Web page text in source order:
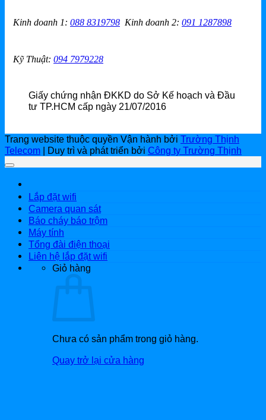
Kinh doanh 1: 088 8319798 Kinh doanh 2: 091 1287898
Kỹ Thuật: 094 7979228
Giấy chứng nhận ĐKKD do Sở Kế hoạch và Đầu
tư TP.HCM cấp ngày 21/07/2016
Trang website thuộc quyền Vận hành bởi Trường Thịnh
Telecom | Duy trì và phát triển bởi Công ty Trường Thịnh
Lắp đặt wifi
Camera quan sát
Báo cháy báo trộm
Máy tính
Tổng đài điện thoại
Liên hệ lắp đặt wifi
Giỏ hàng
Chưa có sản phẩm trong giỏ hàng.
Quay trở lại cửa hàng